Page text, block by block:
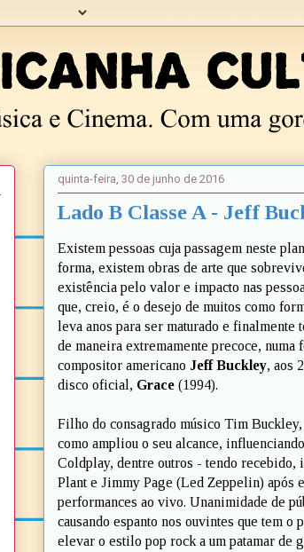
quinta-feira, 30 de junho de 2016
Lado B Classe A - Jeff
Existem pessoas cuja passagem neste
forma, existem obras de arte que
existência pelo valor e impacto nas
que, creio, é o desejo de muitos como
leva anos para ser maturado e finalmente
de maneira extremamente precoce,
compositor americano Jeff Buckley, aos
disco oficial, Grace (1994).
Filho do consagrado músico Tim
como ampliou o seu alcance,
Coldplay, dentre outros - tendo recebido,
Plant e Jimmy Page (Led Zeppelin) após
performances ao vivo. Unanimidade de
causando espanto nos ouvintes que tem
elevar o estilo pop rock a um patamar de